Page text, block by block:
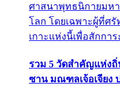
ศาสนาพุทธนิกายมห
โลก โดยเฉพาะผู้ที่ศ
เกาะแห่งนี้เพื่อสักกา
รวม 5 วัดสำคัญแห่งถิ่
ซาน มณฑลเจ้อเจียง